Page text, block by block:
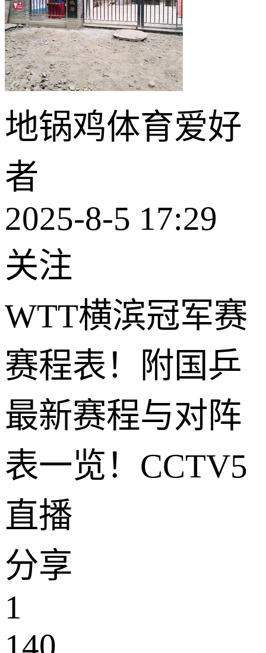
地锅鸡体育爱好
者
2025-8-5 17:29
关注
WTT横滨冠军赛
赛程表！附国乒
最新赛程与对阵
表一览！CCTV5
直播
分享
1